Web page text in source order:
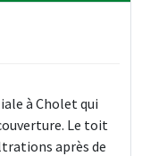
à Cholet qui
Le toit
après de